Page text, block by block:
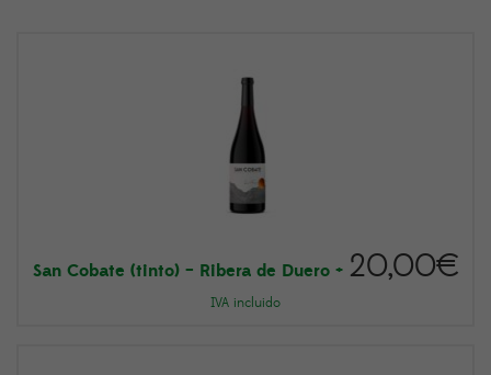
San Cobate (tinto) – Ribera de Duero+ 20,00€
IVA incluido